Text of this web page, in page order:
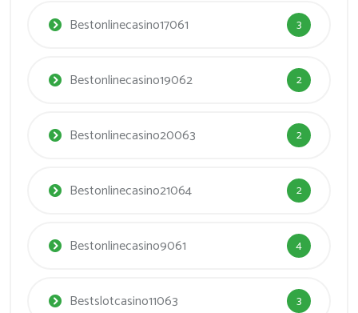
Bestonlinecasino17061 3
Bestonlinecasino19062 2
Bestonlinecasino20063 2
Bestonlinecasino21064 2
Bestonlinecasino9061 4
Bestslotcasino11063 3